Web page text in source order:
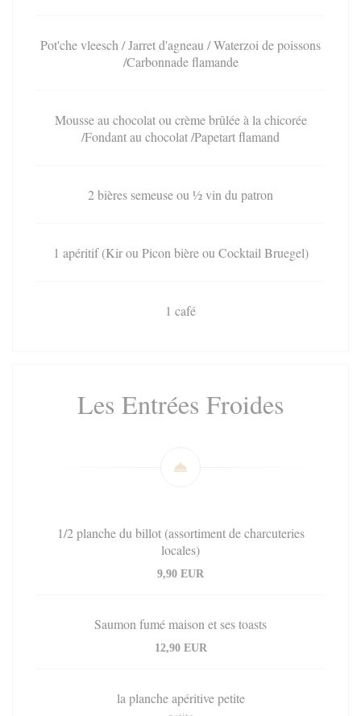
Pot'che vleesch / Jarret d'agneau / Waterzoi de poissons
/Carbonnade flamande
Mousse au chocolat ou crème brûlée à la chicorée
/Fondant au chocolat /Papetart flamand
2 bières semeuse ou ½ vin du patron
1 apéritif (Kir ou Picon bière ou Cocktail Bruegel)
1 café
Les Entrées Froides
1/2 planche du billot (assortiment de charcuteries
locales)
9,90 EUR
Saumon fumé maison et ses toasts
12,90 EUR
la planche apéritive petite